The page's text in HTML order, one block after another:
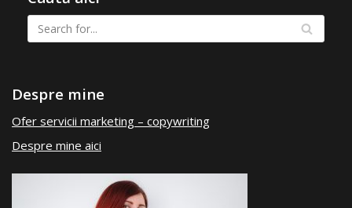
Despre mine
Ofer servicii marketing – copywriting
Despre mine aici